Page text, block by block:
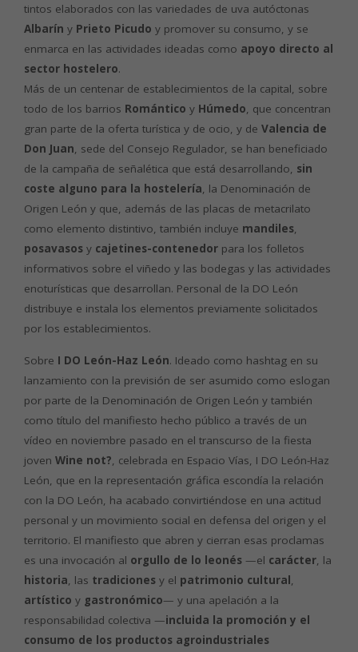
tintos elaborados con las variedades de uva autóctonas
Albarín y Prieto Picudo y promover su consumo, y se
enmarca en las actividades ideadas como apoyo directo al
sector hostelero.
Más de un centenar de establecimientos de la capital, sobre
todo de los barrios Romántico y Húmedo, que concentran
gran parte de la oferta turística y de ocio, y de Valencia de
Don Juan, sede del Consejo Regulador, se han beneficiado
de la campaña de señalética que está desarrollando, sin
coste alguno para la hostelería, la Denominación de
Origen León y que, además de las placas de metacrilato
como elemento distintivo, también incluye mandiles,
posavasos y cajetines-contenedor para los folletos
informativos sobre el viñedo y las bodegas y las actividades
enoturísticas que desarrollan. Personal de la DO León
distribuye e instala los elementos previamente solicitados
por los establecimientos.
Sobre I DO León-Haz León. Ideado como hashtag en su
lanzamiento con la previsión de ser asumido como eslogan
por parte de la Denominación de Origen León y también
como título del manifiesto hecho público a través de un
vídeo en noviembre pasado en el transcurso de la fiesta
joven Wine not?, celebrada en Espacio Vías, I DO León-Haz
León, que en la representación gráfica escondía la relación
con la DO León, ha acabado convirtiéndose en una actitud
personal y un movimiento social en defensa del origen y el
territorio. El manifiesto que abren y cierran esas proclamas
es una invocación al orgullo de lo leonés —el carácter, la
historia, las tradiciones y el patrimonio cultural,
artístico y gastronómico— y una apelación a la
responsabilidad colectiva —incluida la promoción y el
consumo de los productos agroindustriales